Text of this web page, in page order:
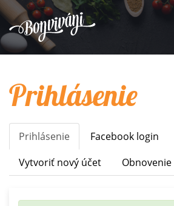
Prihlásenie
Primary
tabs
Prihlásenie (aktívna
karta)
Facebook login
Vytvoriť nový účet
Obnovenie